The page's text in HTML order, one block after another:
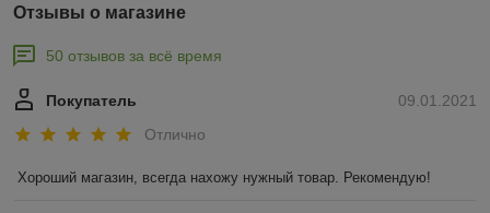
Отзывы о магазине
50 отзывов за всё время
09.01.2021
Покупатель
Отлично
Хороший магазин, всегда нахожу нужный товар. Рекомендую!